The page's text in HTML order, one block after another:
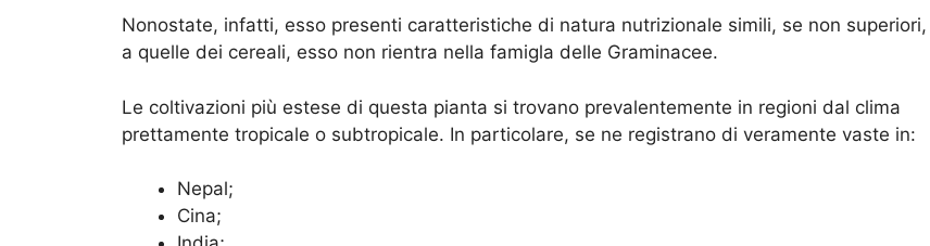
Nonostate, infatti, esso presenti caratteristiche di natura nutrizionale simili, se non superiori,
a quelle dei cereali, esso non rientra nella famigla delle Graminacee.
Le coltivazioni più estese di questa pianta si trovano prevalentemente in regioni dal clima
prettamente tropicale o subtropicale. In particolare, se ne registrano di veramente vaste in:
Nepal;
Cina;